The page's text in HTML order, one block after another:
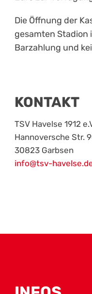
Die Öffnung der
gesamten Stadion
Barzahlung und
KONTAKT
TSV Havelse 1912
Hannoversche Str.
30823 Garbsen
info@tsv-